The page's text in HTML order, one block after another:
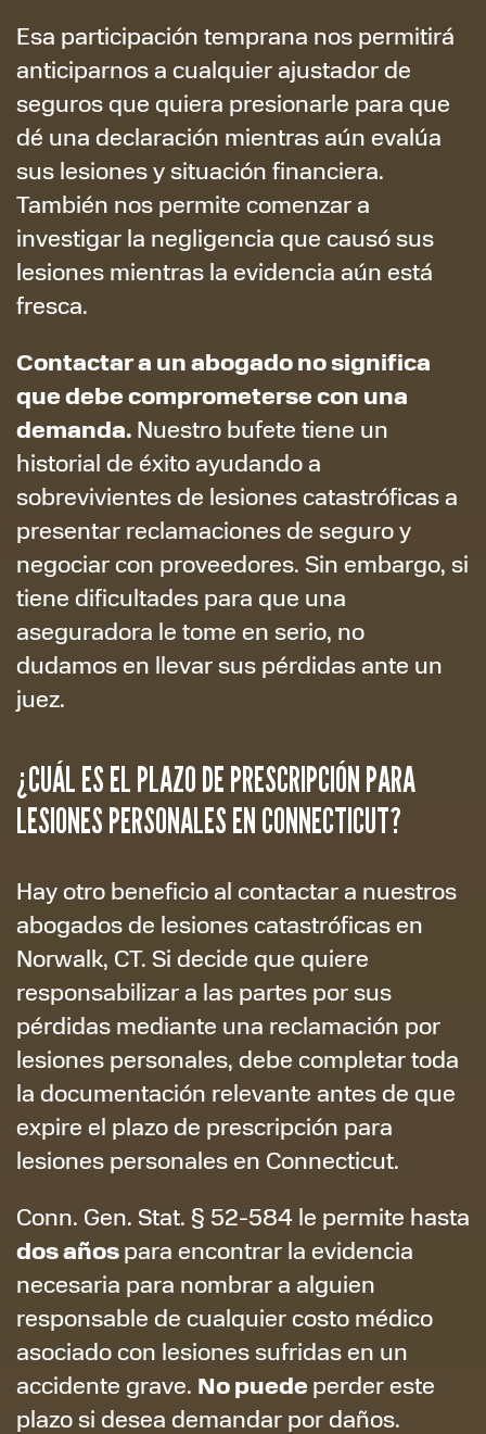
Esa participación temprana nos permitirá
anticiparnos a cualquier ajustador de
seguros que quiera presionarle para que
dé una declaración mientras aún evalúa
sus lesiones y situación financiera.
También nos permite comenzar a
investigar la negligencia que causó sus
lesiones mientras la evidencia aún está
fresca.
Contactar a un abogado nosignifica
que debe comprometerse con una
demanda. Nuestro bufete tiene un
historial de éxito ayudando a
sobrevivientes de lesiones catastróficas a
presentar reclamaciones de seguro y
negociar con proveedores. Sin embargo, si
tiene dificultades para que una
aseguradora le tome en serio, no
dudamos en llevar sus pérdidas ante un
juez.
¿CUÁL ES EL PLAZO DE PRESCRIPCIÓN PARA
LESIONES PERSONALES EN CONNECTICUT?
Hay otro beneficio al contactar a nuestros
abogados de lesiones catastróficas en
Norwalk, CT. Si decide que quiere
responsabilizar a las partes por sus
pérdidas mediante una reclamación por
lesiones personales, debe completar toda
la documentación relevante antes de que
expire el plazo de prescripción para
lesiones personales en Connecticut.
Conn. Gen. Stat. § 52-584 le permite hasta
dos añospara encontrar la evidencia
necesaria para nombrar a alguien
responsable de cualquier costo médico
asociado con lesiones sufridas en un
accidente grave. No puede perder este
plazo si desea demandar por daños.